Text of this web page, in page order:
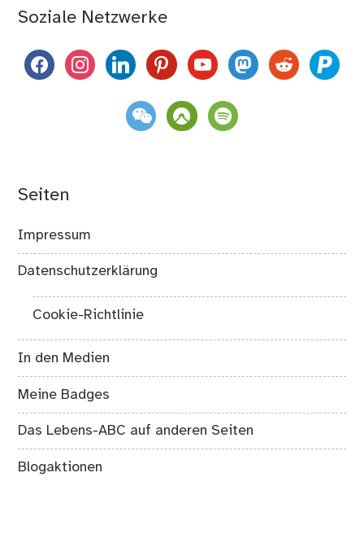
Soziale Netzwerke
facebookinstagramlinkedinpinterestyoutubemastodon
reddit paypal
weixin komootspotify
Seiten
Impressum
Datenschutzerklärung
Cookie-Richtlinie
In den Medien
Meine Badges
Das Lebens-ABC auf anderen Seiten
Blogaktionen